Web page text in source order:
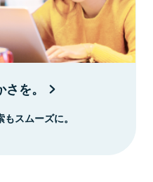
を。
スムーズに。